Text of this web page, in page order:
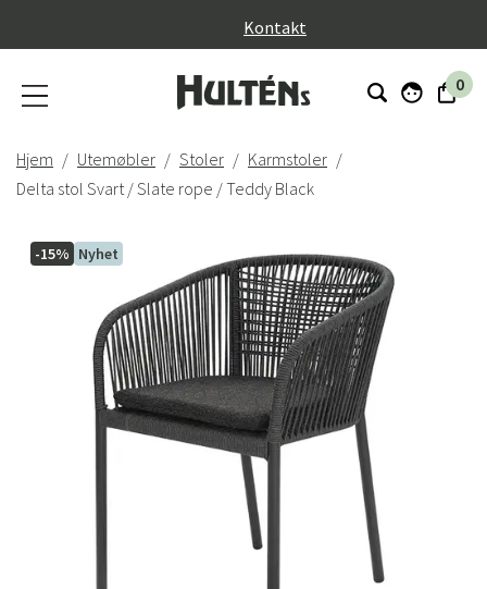
Kontakt
0
Hjem Utemøbler Stoler
Karmstoler
Delta stol Svart / Slate rope / Teddy Black
-15% Nyhet